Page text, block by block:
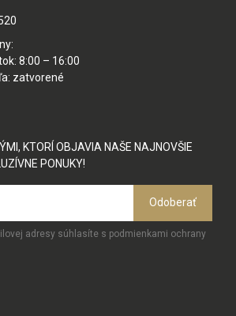
8:00 – 16:00
zatvorené
KTORÍ OBJAVIA NAŠE NAJNOVŠIE
PONUKY!
Odoberať
adresy súhlasíte s podmienkami ochrany